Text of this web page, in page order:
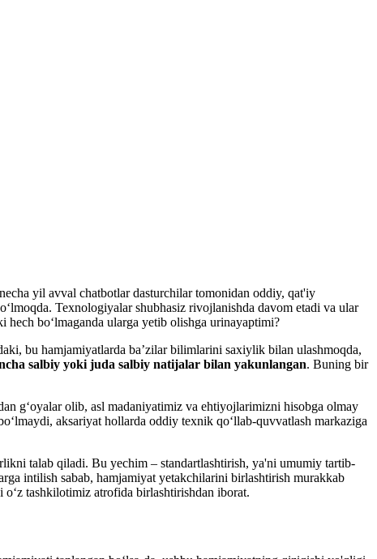
yil avval chatbotlar dasturchilar tomonidan oddiy, qat'iy
Texnologiyalar shubhasiz rivojlanishda davom etadi va ular
bo‘lmaganda ularga yetib olishga urinayaptimi?
bu hamjamiyatlarda ba’zilar bilimlarini saxiylik bilan ulashmoqda,
salbiy yoki juda salbiy natijalar bilan yakunlangan. Buning bir
g‘oyalar olib, asl madaniyatimiz va ehtiyojlarimizni hisobga olmay
aksariyat hollarda oddiy texnik qo‘llab-quvvatlash markaziga
talab qiladi. Bu yechim – standartlashtirish, ya'ni umumiy tartib-
intilish sabab, hamjamiyat yetakchilarini birlashtirish murakkab
tashkilotimiz atrofida birlashtirishdan iborat.